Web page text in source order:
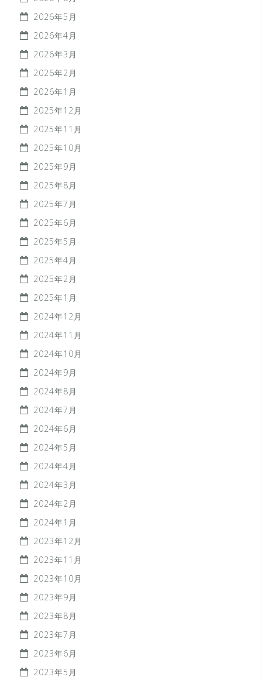
2026年5月
2026年4月
2026年3月
2026年2月
2026年1月
2025年12月
2025年11月
2025年10月
2025年9月
2025年8月
2025年7月
2025年6月
2025年5月
2025年4月
2025年2月
2025年1月
2024年12月
2024年11月
2024年10月
2024年9月
2024年8月
2024年7月
2024年6月
2024年5月
2024年4月
2024年3月
2024年2月
2024年1月
2023年12月
2023年11月
2023年10月
2023年9月
2023年8月
2023年7月
2023年6月
2023年5月